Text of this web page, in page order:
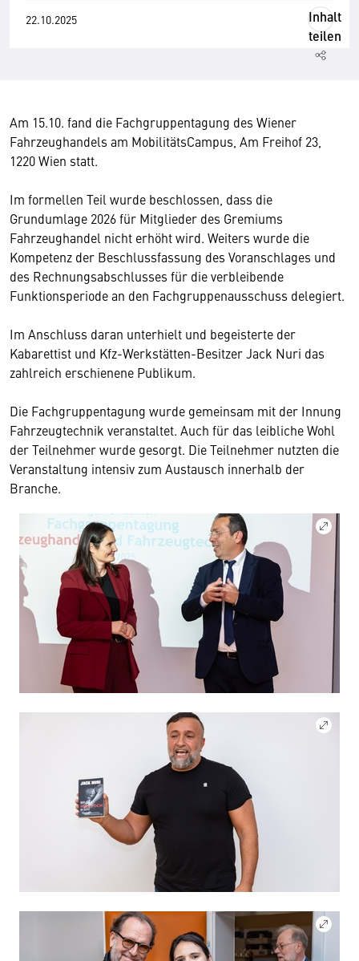
22.10.2025
Inhalt
teilen
Am 15.10. fand die Fachgruppentagung des Wiener
Fahrzeughandels am MobilitätsCampus, Am Freihof 23,
1220 Wien statt.
Im formellen Teil wurde beschlossen, dass die
Grundumlage 2026 für Mitglieder des Gremiums
Fahrzeughandel nicht erhöht wird. Weiters wurde die
Kompetenz der Beschlussfassung des Voranschlages und
des Rechnungsabschlusses für die verbleibende
Funktionsperiode an den Fachgruppenausschuss delegiert.
Im Anschluss daran unterhielt und begeisterte der
Kabarettist und Kfz-Werkstätten-Besitzer Jack Nuri das
zahlreich erschienene Publikum.
Die Fachgruppentagung wurde gemeinsam mit der Innung
Fahrzeugtechnik veranstaltet. Auch für das leibliche Wohl
der Teilnehmer wurde gesorgt. Die Teilnehmer nutzten die
Veranstaltung intensiv zum Austausch innerhalb der
Branche.